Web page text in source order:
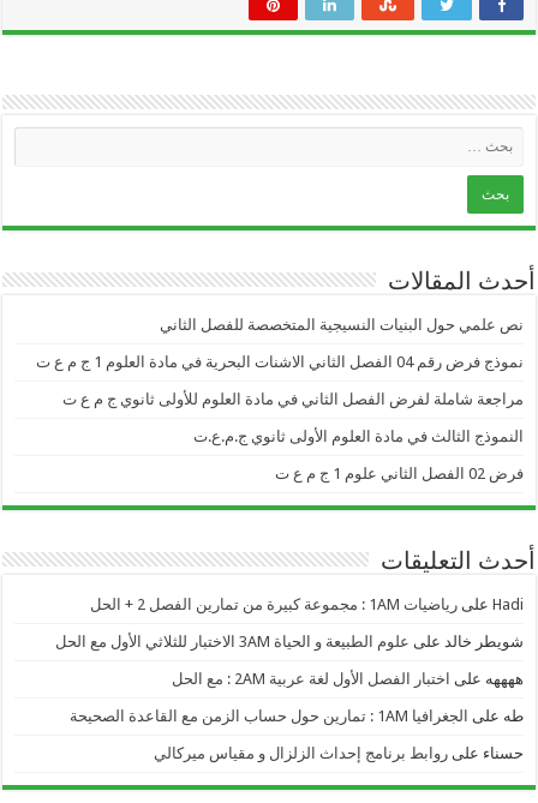
أحدث المقالات
نص علمي حول البنيات النسيجية المتخصصة للفصل الثاني
نموذج فرض رقم 04 الفصل الثاني الاشنات البحرية في مادة العلوم 1 ج م ع ت
مراجعة شاملة لفرض الفصل الثاني في مادة العلوم للأولى ثانوي ج م ع ت
النموذج الثالث في مادة العلوم الأولى ثانوي ج.م.ع.ت
فرض 02 الفصل الثاني علوم 1 ج م ع ت
أحدث التعليقات
Hadi علىرياضيات 1AM : مجموعة كبيرة من تمارين الفصل 2 + الحل
شويطر خالد على علوم الطبيعة و الحياة 3AM الاختبار للثلاثي الأول مع الحل
ههههه على اختبار الفصل الأول لغة عربية 2AM : مع الحل
طه على الجغرافيا 1AM : تمارين حول حساب الزمن مع القاعدة الصحيحة
حسناء علىروابط برنامج إحداث الزلزال و مقياس ميركالي